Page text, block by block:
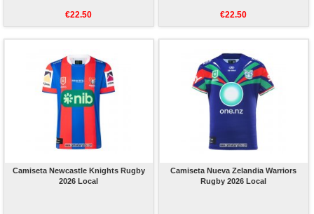
€22.50 €22.50
Camiseta Newcastle Knights Rugby
2026 Local
Camiseta Nueva Zelandia Warriors
Rugby 2026 Local